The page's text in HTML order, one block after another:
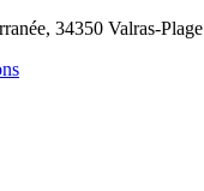
34350 Valras-Plage